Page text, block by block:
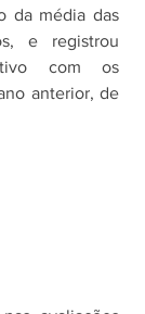
da média das
e registrou
com os
anterior, de